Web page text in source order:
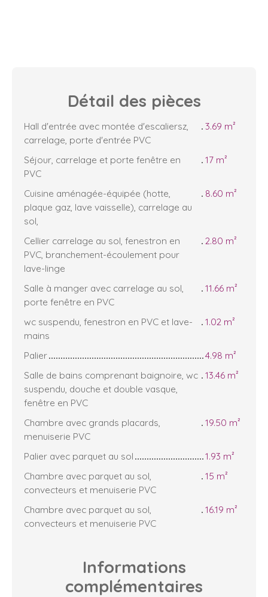
Détail des pièces
Hall d'entrée avec montée d'escaliersz,
carrelage, porte d'entrée PVC
3.69 m²
Séjour, carrelage et porte fenêtre en
PVC
17 m²
Cuisine aménagée-équipée (hotte,
plaque gaz, lave vaisselle), carrelage au
sol,
8.60 m²
Cellier carrelage au sol, fenestron en
PVC, branchement-écoulement pour
lave-linge
2.80 m²
Salle à manger avec carrelage au sol,
porte fenêtre en PVC
11.66 m²
wc suspendu, fenestron en PVC et lave-
mains
1.02 m²
Palier
4.98 m²
Salle de bains comprenant baignoire, wc
suspendu, douche et double vasque,
fenêtre en PVC
13.46 m²
Chambre avec grands placards,
menuiserie PVC
19.50 m²
Palier avec parquet au sol
1.93 m²
Chambre avec parquet au sol,
convecteurs et menuiserie PVC
15 m²
Chambre avec parquet au sol,
convecteurs et menuiserie PVC
16.19 m²
Informations
complémentaires